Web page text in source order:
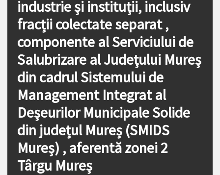
industrie și instituții, inclusiv
fracții colectate separat ,
componente al Serviciului de
Salubrizare al Județului Mureș
din cadrul Sistemului de
Management Integrat al
Deșeurilor Municipale Solide
din județul Mureș (SMIDS
Mureș) , aferentă zonei 2
Târgu Mureș